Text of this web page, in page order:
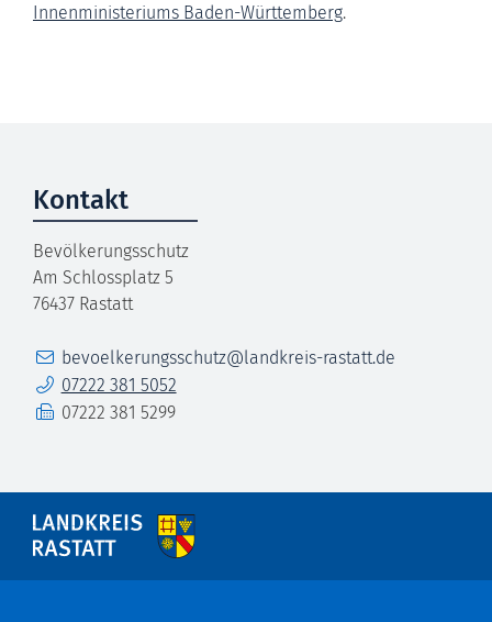
Innenministeriums Baden-Württemberg.
Kontakt
Bevölkerungsschutz
Am Schlossplatz 5
76437 Rastatt
E-Mailbevoelkerungsschutz@landkreis-rastatt.de
Telefon07222 381 5052
Fax 07222 381 5299